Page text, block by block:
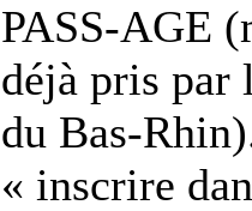
PASS-AGE
déjà pris par
du Bas-
« inscrire